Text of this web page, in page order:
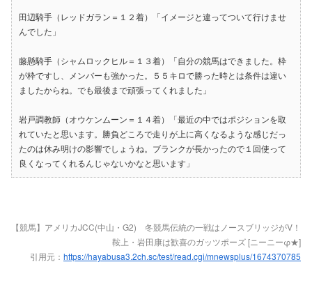
田辺騎手（レッドガラン＝１２着）「イメージと違ってついて行けませ
んでした」
藤懸騎手（シャムロックヒル＝１３着）「自分の競馬はできました。枠
が枠ですし、メンバーも強かった。５５キロで勝った時とは条件は違い
ましたからね。でも最後まで頑張ってくれました」
岩戸調教師（オウケンムーン＝１４着）「最近の中ではポジションを取
れていたと思います。勝負どころで走りが上に高くなるような感じだっ
たのは休み明けの影響でしょうね。ブランクが長かったので１回使って
良くなってくれるんじゃないかなと思います」
【競馬】アメリカJCC(中山・G2) 冬競馬伝統の一戦はノースブリッジがV！
鞍上・岩田康は歓喜のガッツポーズ [ニーニーφ★]
引用元： https://hayabusa3.2ch.sc/test/read.cgi/mnewsplus/1674370785